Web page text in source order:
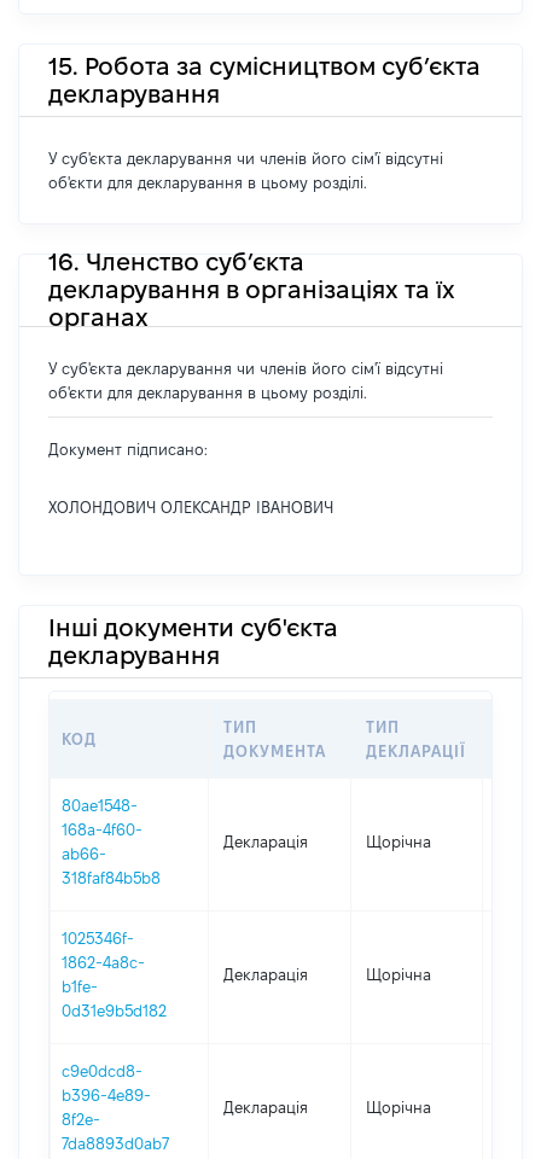
15. Робота за сумісництвом суб’єкта
декларування
У суб'єкта декларування чи членів його сім'ї відсутні
об'єкти для декларування в цьому розділі.
16. Членство суб’єкта
декларування в організаціях та їх
органах
У суб'єкта декларування чи членів його сім'ї відсутні
об'єкти для декларування в цьому розділі.
Документ підписано:
ХОЛОНДОВИЧ ОЛЕКСАНДР ІВАНОВИЧ
Інші документи суб'єкта
декларування
КОД
ТИП
ДОКУМЕНТА
ТИП
ДЕКЛАРАЦІЇ
80ae1548-
168a-4f60-
ab66-
318faf84b5b8
Декларація Щорічна
1025346f-
1862-4a8c-
b1fe-
0d31e9b5d182
Декларація Щорічна
c9e0dcd8-
b396-4e89-
8f2e-
7da8893d0ab7
Декларація Щорічна